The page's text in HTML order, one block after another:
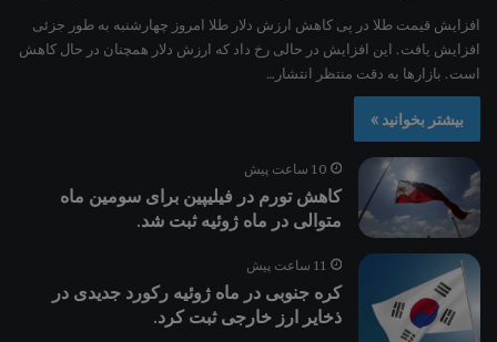
افزایش قیمت طلا در پی کاهش ارزش دلار طلا امروز چهارشنبه به طور جزئی
افزایش یافت. این افزایش در حالی رخ داد که ارزش دلار همچنان در حال کاهش
است. بازارها به دقت منتظر انتشار…
بیشتر بخوانید »
10 ساعت پیش
کاهش تورم در فیلیپین برای سومین ماه
متوالی در ماه ژوئیه ثبت شد.
11 ساعت پیش
کره جنوبی در ماه ژوئیه رکورد جدیدی در
ذخایر ارز خارجی ثبت کرد.